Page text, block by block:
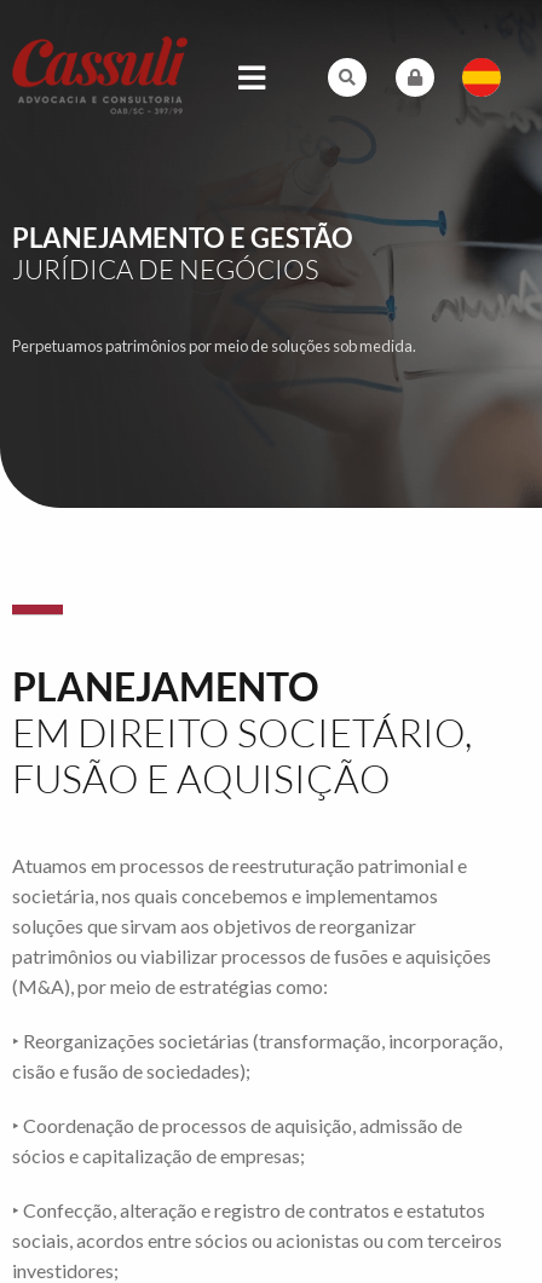
PLANEJAMENTO E GESTÃO
JURÍDICA DE NEGÓCIOS
Perpetuamos patrimônios por meio de soluções sob medida.
PLANEJAMENTO
EM DIREITO SOCIETÁRIO,
FUSÃO E AQUISIÇÃO
Atuamos em processos de reestruturação patrimonial e
societária, nos quais concebemos e implementamos
soluções que sirvam aos objetivos de reorganizar
patrimônios ou viabilizar processos de fusões e aquisições
(M&A), por meio de estratégias como:
‣ Reorganizações societárias (transformação, incorporação,
cisão e fusão de sociedades);
‣ Coordenação de processos de aquisição, admissão de
sócios e capitalização de empresas;
‣ Confecção, alteração e registro de contratos e estatutos
sociais, acordos entre sócios ou acionistas ou com terceiros
investidores;